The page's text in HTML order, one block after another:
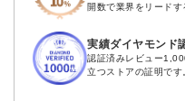
開数で業界をリードす
実績ダイヤモンド
認証済みレビュー
立つストアの証明です